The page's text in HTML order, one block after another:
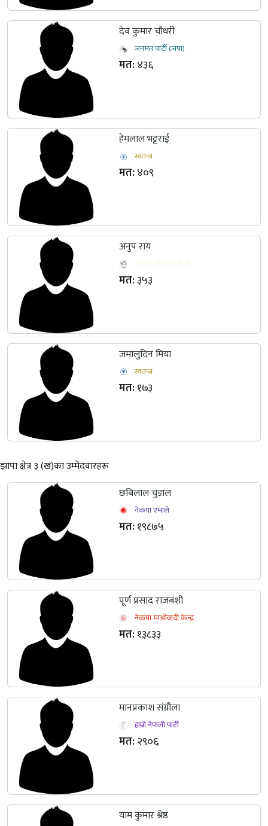
देव कुमार चौधरी
जनमत पार्टी (जपा)
मत:४३६
हेमलाल भट्टराई
स्वतन्त्र
मत:४०९
अनुप राय
नेपाली काँग्रेस (वी.पी.)
मत:३५३
जमालुदिन मिया
स्वतन्त्र
मत:१७३
झापा क्षेत्र ३ (ख)का उम्मेदवारहरू
छबिलाल चुडाल
नेकपा एमाले
मत:१९८७५
पूर्ण प्रसाद राजबंशी
नेकपा माओवादी केन्द्र
मत:१३८३३
मानप्रकाश संग्रौला
हाम्रो नेपाली पार्टी
मत:२९०६
याम कुमार श्रेष्ठ